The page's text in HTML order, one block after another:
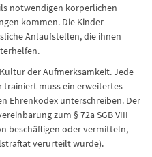
notwendigen körperlichen
kommen. Die Kinder
Anlaufstellen, die ihnen
der Aufmerksamkeit. Jede
muss ein erweitertes
Ehrenkodex unterschreiben. Der
zum § 72a SGB VIII
beschäftigen oder vermitteln,
verurteilt wurde).